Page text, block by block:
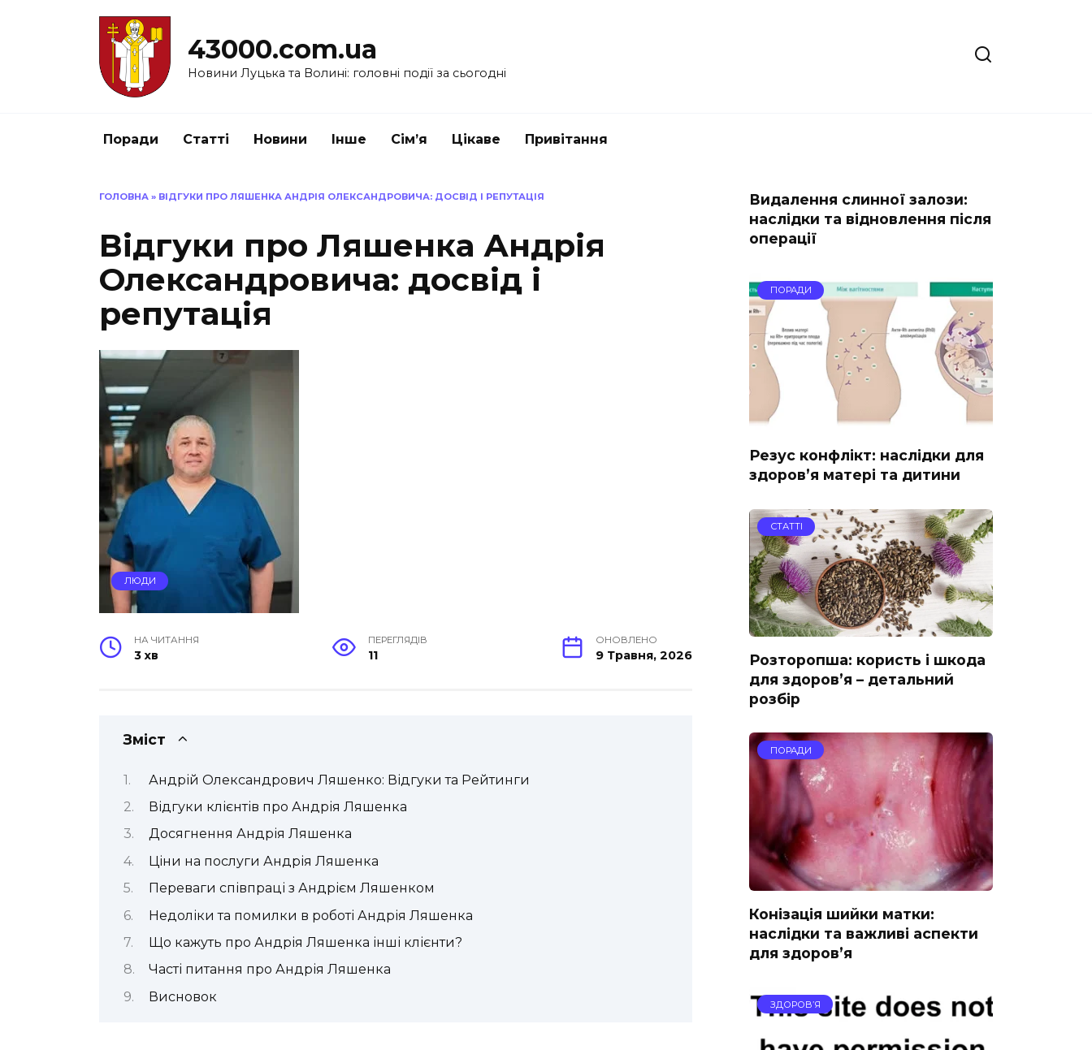
43000.com.ua
Новини Луцька та Волині: головні події за сьогодні
Поради Статті Новини Інше Сім’я Цікаве Привітання
ГОЛОВНА » ВІДГУКИ ПРО ЛЯШЕНКА АНДРІЯ ОЛЕКСАНДРОВИЧА: ДОСВІД І РЕПУТАЦІЯ
Відгуки про Ляшенка Андрія
Олександровича: досвід і
репутація
ЛЮДИ
НА ЧИТАННЯ
3 хв
ПЕРЕГЛЯДІВ
11
ОНОВЛЕНО
9 Травня, 2026
Зміст
Андрій Олександрович Ляшенко: Відгуки та Рейтинги
Відгуки клієнтів про Андрія Ляшенка
Досягнення Андрія Ляшенка
Ціни на послуги Андрія Ляшенка
Переваги співпраці з Андрієм Ляшенком
Недоліки та помилки в роботі Андрія Ляшенка
Що кажуть про Андрія Ляшенка інші клієнти?
Часті питання про Андрія Ляшенка
Висновок
Видалення слинної залози:
наслідки та відновлення після
операції
ПОРАДИ
Резус конфлікт: наслідки для
здоров’я матері та дитини
СТАТТІ
Розторопша: користь і шкода
для здоров’я – детальний
розбір
ПОРАДИ
Конізація шийки матки:
наслідки та важливі аспекти
для здоров’я
ЗДОРОВ’Я